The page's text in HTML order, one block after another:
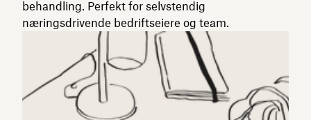
behandling. Perfekt for selvstendig
næringsdrivende bedriftseiere og team.